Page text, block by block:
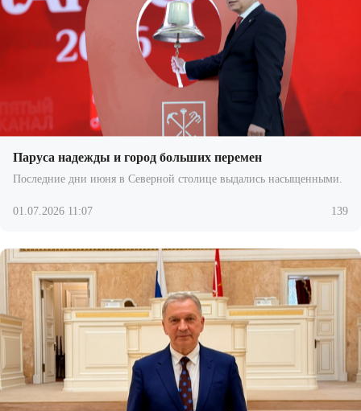
Паруса надежды и город больших перемен
Последние дни июня в Северной столице выдались насыщенными.
01.07.2026 11:07 139